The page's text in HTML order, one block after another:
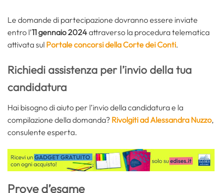
Le domande di partecipazione dovranno essere inviate
entro l’11 gennaio 2024attraverso la procedura telematica
attivata sul Portale concorsi della Corte dei Conti.
Richiedi assistenza per l’invio della tua
candidatura
Hai bisogno di aiuto per l’invio della candidatura e la
compilazione della domanda? Rivolgiti ad Alessandra Nuzzo,
consulente esperta.
Prove d’esame